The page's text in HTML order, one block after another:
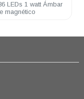
LEDs 1 watt Ámbar
magnético